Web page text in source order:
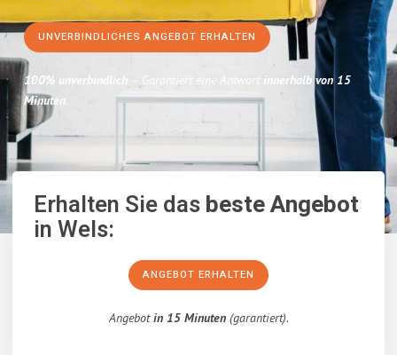
UNVERBINDLICHES ANGEBOT ERHALTEN
100% unverbindlich – Garantiert eine Antwort innerhalb von 15
Minuten.
Erhalten Sie dasbeste Angebot
in Wels:
ANGEBOT ERHALTEN
Angebotin 15 Minuten(garantiert).